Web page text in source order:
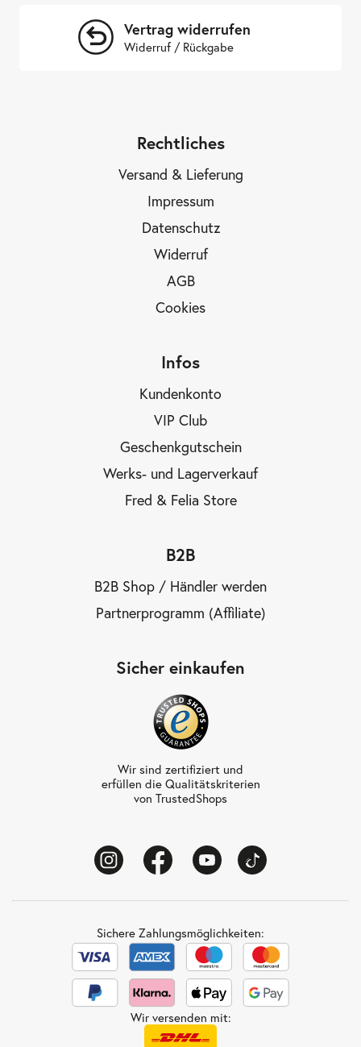
Vertrag widerrufen
Widerruf / Rückgabe
Rechtliches
Versand & Lieferung
Impressum
Datenschutz
Widerruf
AGB
Cookies
Infos
Kundenkonto
VIP Club
Geschenkgutschein
Werks- und Lagerverkauf
Fred & Felia Store
B2B
B2B Shop / Händler werden
Partnerprogramm (Affiliate)
Sicher einkaufen
Wir sind zertifiziert und
erfüllen die Qualitätskriterien
von TrustedShops
Sichere Zahlungsmöglichkeiten:
Wir versenden mit: